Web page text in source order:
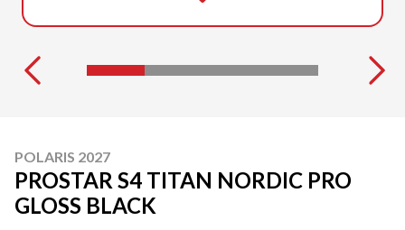
POLARIS 2027
PROSTAR S4 TITAN NORDIC PRO
GLOSS BLACK